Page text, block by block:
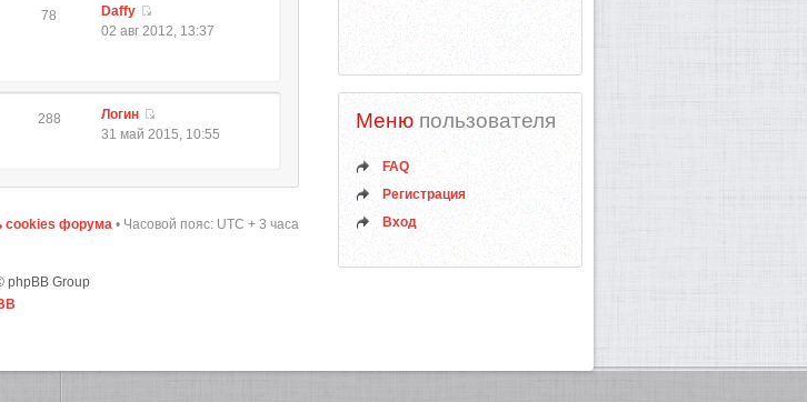
78
Daffy
02 авг 2012, 13:37
288
Логин
31 май 2015, 10:55
cookies форума • Часовой пояс: UTC + 3 часа
phpBB Group
Меню пользователя
FAQ
Регистрация
Вход